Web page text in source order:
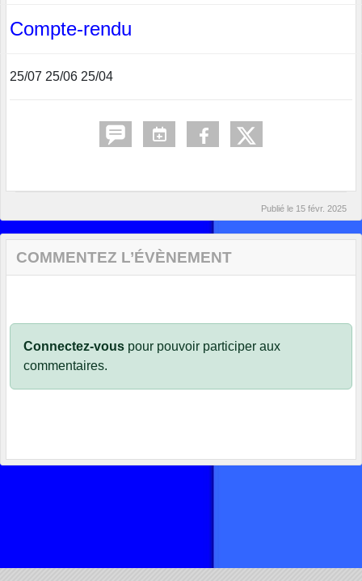
Compte-rendu
25/07 25/06 25/04
Publié le 15 févr. 2025
COMMENTEZ L’ÉVÈNEMENT
Connectez-vous pour pouvoir participer aux
commentaires.